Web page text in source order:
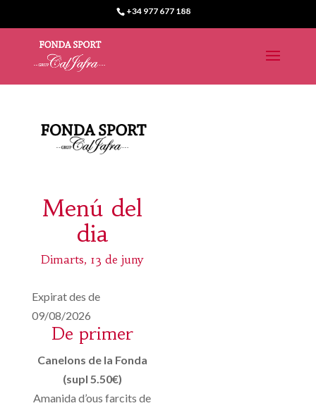
+34 977 677 188
Menú del
dia
Dimarts, 13 de juny
Expirat des de
09/08/2026
De primer
Canelons de la Fonda
(supl 5.50€)
Amanida d’ous farcits de